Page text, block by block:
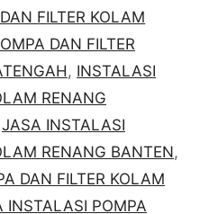
FILTER KOLAM
DAN FILTER
, INSTALASI
RENANG
JASA INSTALASI
RENANG BANTEN,
DAN FILTER KOLAM
INSTALASI POMPA